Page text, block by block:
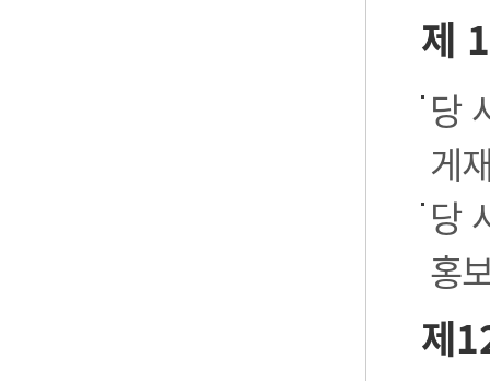
제
당
게
당
홍
제